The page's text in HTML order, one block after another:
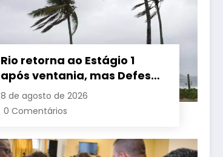
Rio retorna ao Estágio 1
após ventania, mas Defesa
Civil alerta para baixa
umidade e incêndios
8 de agosto de 2026
0 Comentários